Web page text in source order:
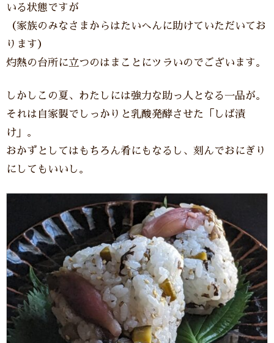
いる状態ですが
（家族のみなさまからはたいへんに助けていただいてお
ります）
灼熱の台所に立つのはまことにツラいのでございます。
しかしこの夏、わたしには強力な助っ人となる一品が。
それは自家製でしっかりと乳酸発酵させた「しば漬
け」。
おかずとしてはもちろん肴にもなるし、刻んでおにぎり
にしてもいいし。